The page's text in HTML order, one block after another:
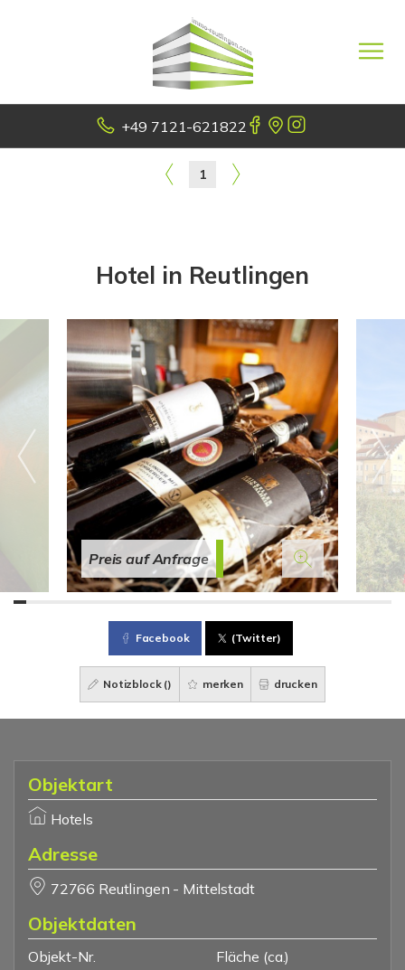
+49 7121-621822
1
Hotel in Reutlingen
Preis auf Anfrage
Facebook (Twitter)
Notizblock () merken drucken
Objektart
Hotels
Adresse
72766 Reutlingen - Mittelstadt
Objektdaten
Objekt-Nr.
Fläche (ca.)